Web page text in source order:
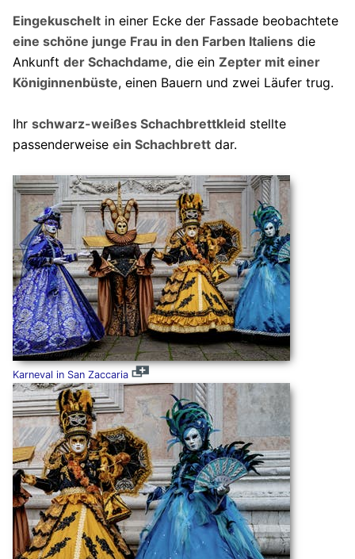
Eingekuscheltin einer Ecke der Fassade beobachtete
eine schöne junge Frau in den Farben Italiensdie
Ankunft der Schachdame, die ein Zepter mit einer
Königinnenbüste, einen Bauern und zwei Läufer trug.
Ihr schwarz-weißes Schachbrettkleid stellte
passenderweise ein Schachbrettdar.
Karneval in San Zaccaria